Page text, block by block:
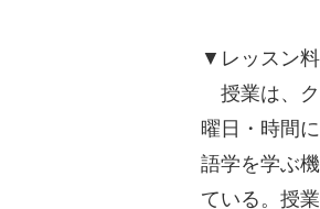
▼レッスン
授業は、ク
曜日・時間
語学を学ぶ
ている。授